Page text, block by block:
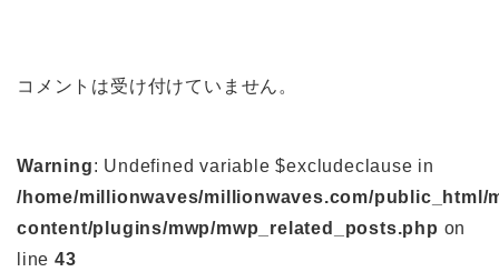
コメントは受け付けていません。
Warning: Undefined variable $excludeclause in
/home/millionwaves/millionwaves.com/public_html/
content/plugins/mwp/mwp_related_posts.php on
line 43